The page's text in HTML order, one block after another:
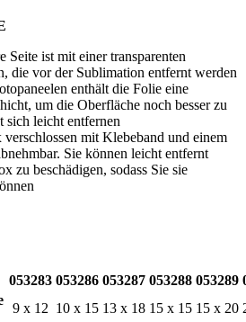
Seite ist mit einer transparenten
die vor der Sublimation entfernt werden
enthält die Folie eine
um die Oberfläche noch besser zu
sich leicht entfernen
verschlossen mit Klebeband und einem
Sie können leicht entfernt
zu beschädigen, sodass Sie sie
053283 053286 053287 053288 053289
9 x 12 10 x 15 13 x 18 15 x 15 15 x 20